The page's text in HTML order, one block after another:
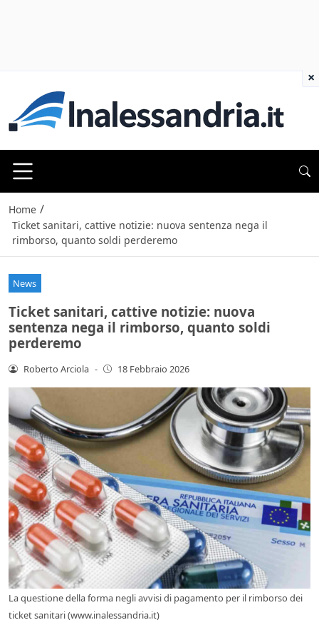
Home /
Ticket sanitari, cattive notizie: nuova sentenza nega il
rimborso, quanto soldi perderemo
News
Ticket sanitari, cattive notizie: nuova
sentenza nega il rimborso, quanto soldi
perderemo
Roberto Arciola - 18 Febbraio 2026
La questione della forma negli avvisi di pagamento per il rimborso dei
ticket sanitari (www.inalessandria.it)
×